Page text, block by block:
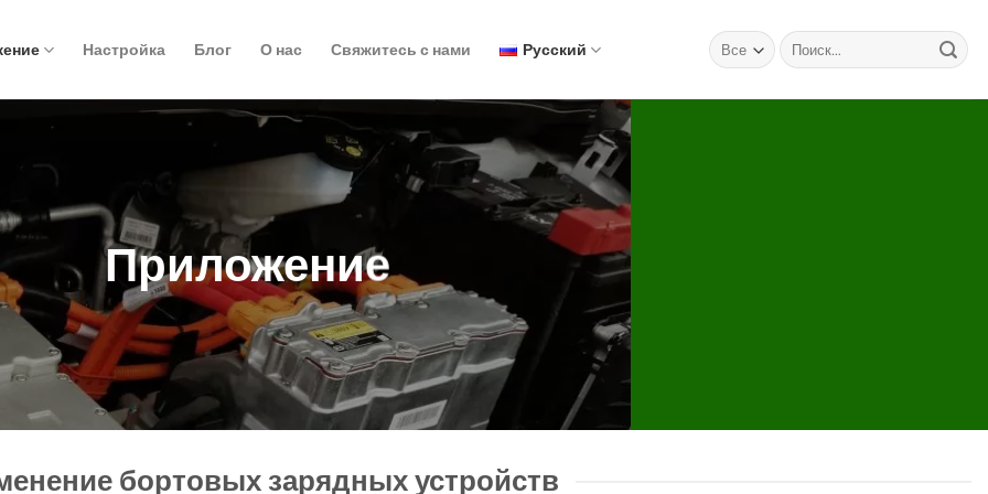
Настройка Блог О нас Свяжитесь с нами Русский Искать:
Приложение
бортовых зарядных устройств